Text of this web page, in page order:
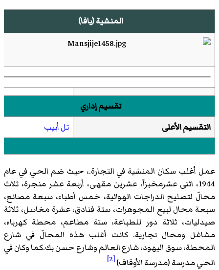
المنشية (يافا)
تقسيم إداري
التقسيم الأعلى
تل أبيب
عمل أغلب سكان المنشية في التجارة.، حيث ضم الحي في عام
1944، اثنى عشرمخبزاً، عشرين مقهى، أربعة عشر منجرة، ثلاث
محالّ لتصليح الدراجات الهوائية، خمس أطباء، سبعة مصانع،
سبعة محال لبيع المجوهرات، ستة فنادق، عشرة مغاسل، ثلاثة
صيدليات، ثلاثة دور للطباعة، ستة مطاعم، محطة كهرباء،
مشاغل ومحال تجارية. كانت أغلب هذه المحالّ في شارع
المحطة، سوق اليهود، شارع العالم وشارع حسن بك.كما وكان في
الحي مدرسة (مدرسة الأوقاف)[2]